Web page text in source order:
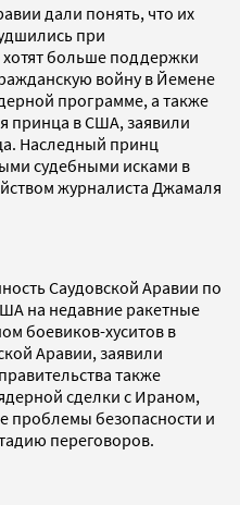
дали понять, что их
при
больше поддержки
войну в Йемене
программе, а также
принца в США, заявили
Наследный принц
судебными исками в
журналиста Джамаля
Саудовской Аравии по
на недавние ракетные
боевиков-хуситов в
Аравии, заявили
также
сделки с Ираном,
проблемы безопасности и
переговоров.